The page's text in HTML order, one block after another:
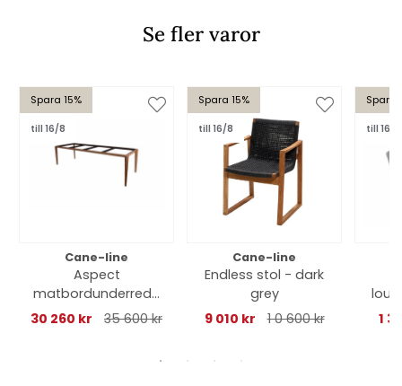
Se fler varor
Spara 15%
till 16/8
Cane-line
Aspect
matbordunderrede
280x100 cm - teak
30 260 kr 35 600 kr
Spara 15%
till 16/8
Cane-line
Endless stol - dark
grey
9 010 kr
1 0 600 kr
Spara
till 16/8
1